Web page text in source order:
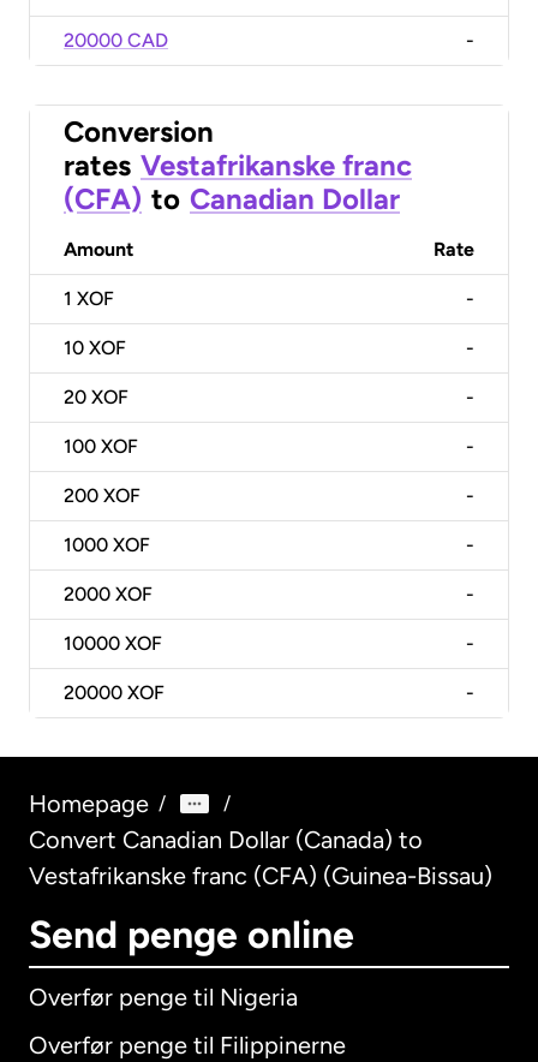
20000 CAD -
Conversion
rates Vestafrikanske franc
(CFA) to Canadian Dollar
Amount Rate
1 XOF -
10 XOF -
20 XOF -
100 XOF -
200 XOF -
1000 XOF -
2000 XOF -
10000 XOF -
20000 XOF -
Homepage / /
Convert Canadian Dollar (Canada) to
Vestafrikanske franc (CFA) (Guinea-Bissau)
Send penge online
Overfør penge til Nigeria
Overfør penge til Filippinerne